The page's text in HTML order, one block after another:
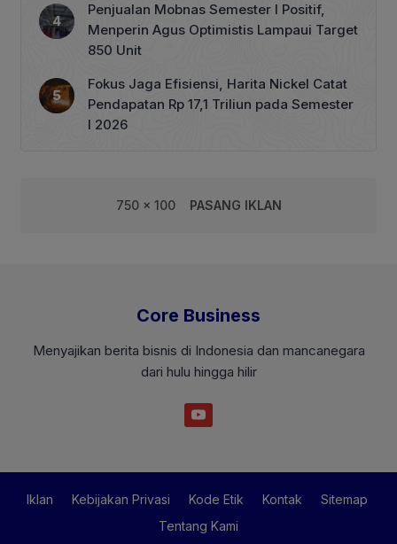
Penjualan Mobnas Semester I Positif,
Menperin Agus Optimistis Lampaui Target
850 Unit
Fokus Jaga Efisiensi, Harita Nickel Catat
Pendapatan Rp 17,1 Triliun pada Semester
I 2026
750 x 100 PASANG IKLAN
Core Business
Menyajikan berita bisnis di Indonesia dan mancanegara
dari hulu hingga hilir
Iklan Kebijakan Privasi Kode Etik Kontak
Sitemap
Tentang Kami